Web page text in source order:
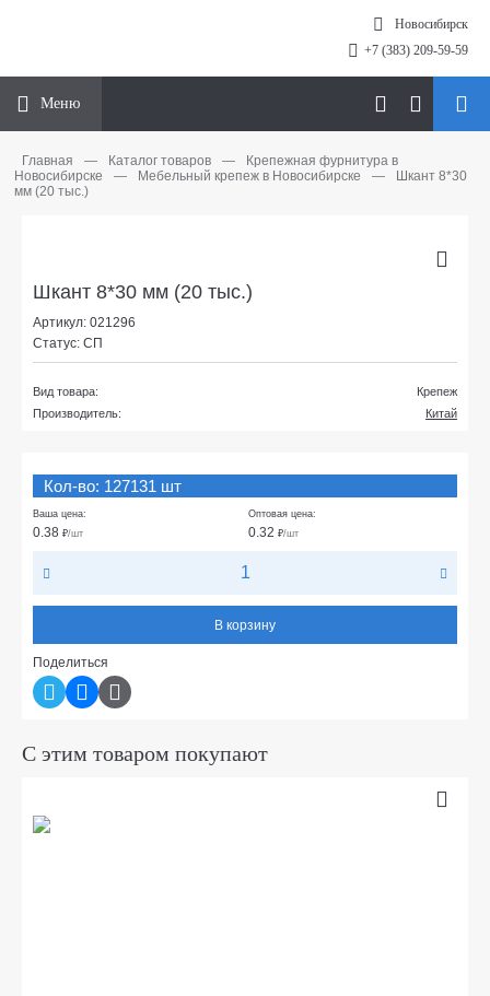
Новосибирск
+7 (383) 209-59-59
Меню
Главная — Каталог товаров —
Крепежная фурнитура в
Новосибирске
— Мебельный крепеж в Новосибирске —
Шкант 8*30
мм (20 тыс.)
Шкант 8*30 мм (20 тыс.)
Артикул: 021296
Статус: СП
Вид товара:
Крепеж
Производитель:
Китай
Кол-во: 127131 шт
Ваша цена:
0.38 ₽/шт
Оптовая цена:
0.32 ₽/шт
В корзину
Поделиться
С этим товаром покупают